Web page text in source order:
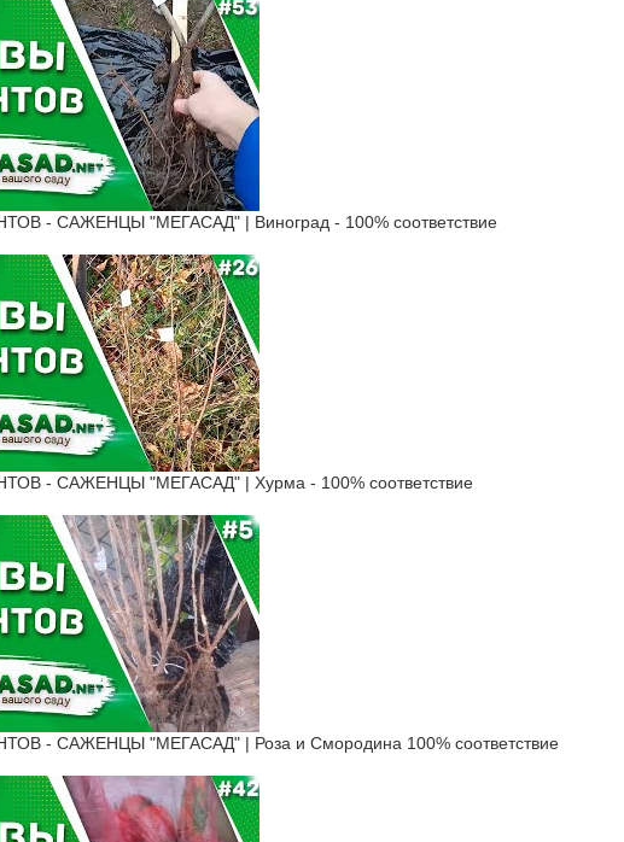
- САЖЕНЦЫ "МЕГАСАД" | Виноград - 100% соответствие
- САЖЕНЦЫ "МЕГАСАД" | Хурма - 100% соответствие
- САЖЕНЦЫ "МЕГАСАД" | Роза и Смородина 100% соответствие